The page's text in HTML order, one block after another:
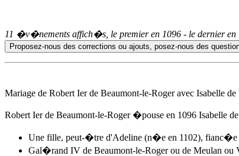
11 �v�nements affich�s, le premier en 1096 - le dernier en
Mariage de Robert Ier de Beaumont-le-Roger avec Isabelle de
Robert Ier de Beaumont-le-Roger �pouse en 1096 Isabelle
Une fille, peut-�tre d'Adeline (n�e en 1102),
Gal�rand IV de Beaumont-le-Roger ou de Meulan